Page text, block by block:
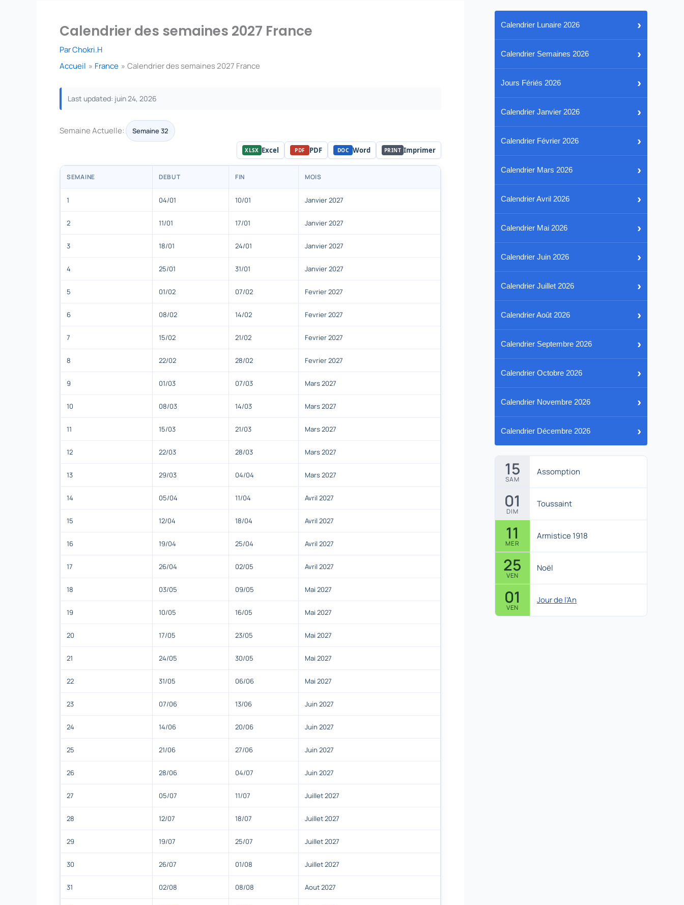
Calendrier des semaines 2027 France
ParChokri.H
Accueil
France Calendrier des semaines 2027 France
Last updated: juin 24, 2026
Semaine Actuelle: Semaine 32
XLSX Excel PDF PDF DOC Word PRINT Imprimer
SEMAINE DEBUT FIN MOIS
1 04/01 10/01 Janvier 2027
2 11/01 17/01 Janvier 2027
3 18/01 24/01 Janvier 2027
4 25/01 31/01 Janvier 2027
5 01/02 07/02 Fevrier 2027
6 08/02 14/02 Fevrier 2027
7 15/02 21/02 Fevrier 2027
8 22/02 28/02 Fevrier 2027
9 01/03 07/03 Mars 2027
10 08/03 14/03 Mars 2027
11 15/03 21/03 Mars 2027
12 22/03 28/03 Mars 2027
13 29/03 04/04 Mars 2027
14 05/04 11/04 Avril 2027
15 12/04 18/04 Avril 2027
16 19/04 25/04 Avril 2027
17 26/04 02/05 Avril 2027
18 03/05 09/05 Mai 2027
19 10/05 16/05 Mai 2027
20 17/05 23/05 Mai 2027
21 24/05 30/05 Mai 2027
22 31/05 06/06 Mai 2027
23 07/06 13/06 Juin 2027
24 14/06 20/06 Juin 2027
25 21/06 27/06 Juin 2027
26 28/06 04/07 Juin 2027
27 05/07 11/07 Juillet 2027
28 12/07 18/07 Juillet 2027
29 19/07 25/07 Juillet 2027
30 26/07 01/08 Juillet 2027
31 02/08 08/08 Aout 2027
Calendrier Lunaire 2026 ›
Calendrier Semaines 2026 ›
Jours Fériés 2026 ›
Calendrier Janvier 2026 ›
Calendrier Février 2026 ›
Calendrier Mars 2026 ›
Calendrier Avril 2026 ›
Calendrier Mai 2026 ›
Calendrier Juin 2026 ›
Calendrier Juillet 2026 ›
Calendrier Août 2026 ›
Calendrier Septembre 2026 ›
Calendrier Octobre 2026 ›
Calendrier Novembre 2026 ›
Calendrier Décembre 2026 ›
15
SAM
Assomption
01
DIM
Toussaint
11
MER
Armistice 1918
25
VEN
Noël
01
VEN
Jour de l'An